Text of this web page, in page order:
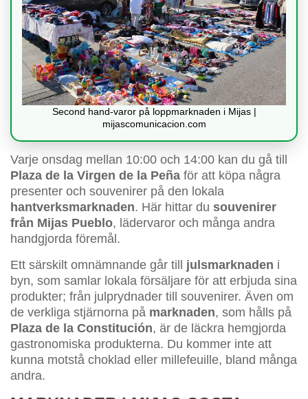
Second hand-varor på loppmarknaden i Mijas |
mijascomunicacion.com
Varje onsdag mellan 10:00 och 14:00 kan du gå till
Plaza de la Virgen de la Peña för att köpa några
presenter och souvenirer på den lokala
hantverksmarknaden. Här hittar du souvenirer
från Mijas Pueblo, lädervaror och många andra
handgjorda föremål.
Ett särskilt omnämnande går till julsmarknaden i
byn, som samlar lokala försäljare för att erbjuda sina
produkter; från julprydnader till souvenirer. Även om
de verkliga stjärnorna på marknaden, som hålls på
Plaza de la Constitución, är de läckra hemgjorda
gastronomiska produkterna. Du kommer inte att
kunna motstå choklad eller millefeuille, bland många
andra.